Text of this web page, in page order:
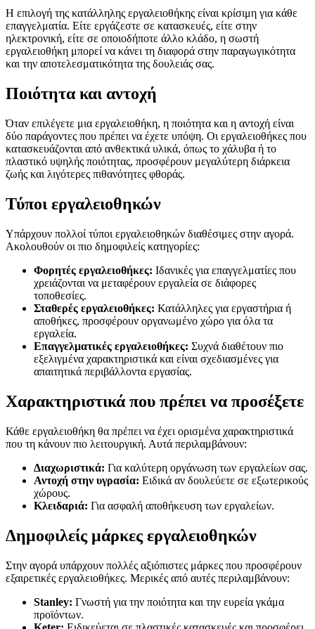
Η επιλογή της κατάλληλης εργαλειοθήκης είναι κρίσιμη για κάθε
επαγγελματία. Είτε εργάζεστε σε κατασκευές, είτε στην
ηλεκτρονική, είτε σε οποιοδήποτε άλλο κλάδο, η σωστή
εργαλειοθήκη μπορεί να κάνει τη διαφορά στην παραγωγικότητα
και την αποτελεσματικότητα της δουλειάς σας.
Ποιότητα και αντοχή
Όταν επιλέγετε μια εργαλειοθήκη, η ποιότητα και η αντοχή είναι
δύο παράγοντες που πρέπει να έχετε υπόψη. Οι εργαλειοθήκες που
κατασκευάζονται από ανθεκτικά υλικά, όπως το χάλυβα ή το
πλαστικό υψηλής ποιότητας, προσφέρουν μεγαλύτερη διάρκεια
ζωής και λιγότερες πιθανότητες φθοράς.
Τύποι εργαλειοθηκών
Υπάρχουν πολλοί τύποι εργαλειοθηκών διαθέσιμες στην αγορά.
Ακολουθούν οι πιο δημοφιλείς κατηγορίες:
Φορητές εργαλειοθήκες: Ιδανικές για επαγγελματίες που
χρειάζονται να μεταφέρουν εργαλεία σε διάφορες
τοποθεσίες.
Σταθερές εργαλειοθήκες: Κατάλληλες για εργαστήρια ή
αποθήκες, προσφέρουν οργανωμένο χώρο για όλα τα
εργαλεία.
Επαγγελματικές εργαλειοθήκες: Συχνά διαθέτουν πιο
εξελιγμένα χαρακτηριστικά και είναι σχεδιασμένες για
απαιτητικά περιβάλλοντα εργασίας.
Χαρακτηριστικά που πρέπει να προσέξετε
Κάθε εργαλειοθήκη θα πρέπει να έχει ορισμένα χαρακτηριστικά
που τη κάνουν πιο λειτουργική. Αυτά περιλαμβάνουν:
Διαχωριστικά: Για καλύτερη οργάνωση των εργαλείων σας.
Αντοχή στην υγρασία: Ειδικά αν δουλεύετε σε εξωτερικούς
χώρους.
Κλειδαριά: Για ασφαλή αποθήκευση των εργαλείων.
Δημοφιλείς μάρκες εργαλειοθηκών
Στην αγορά υπάρχουν πολλές αξιόπιστες μάρκες που προσφέρουν
εξαιρετικές εργαλειοθήκες. Μερικές από αυτές περιλαμβάνουν:
Stanley: Γνωστή για την ποιότητα και την ευρεία γκάμα
προϊόντων.